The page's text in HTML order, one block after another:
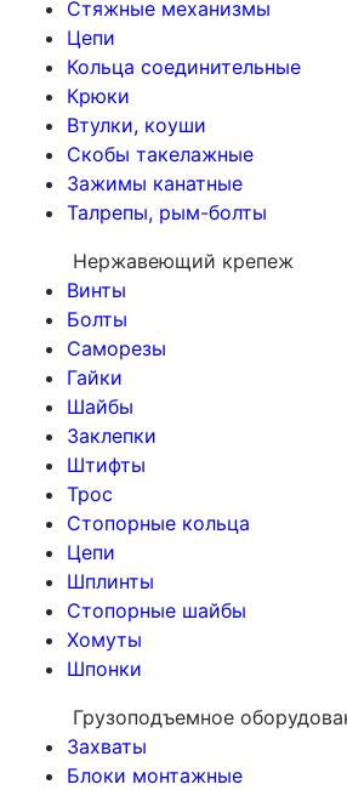
Стяжные механизмы
Цепи
Кольца соединительные
Крюки
Втулки, коуши
Скобы такелажные
Зажимы канатные
Талрепы, рым-болты
Нержавеющий крепеж
Винты
Болты
Саморезы
Гайки
Шайбы
Заклепки
Штифты
Трос
Стопорные кольца
Цепи
Шплинты
Стопорные шайбы
Хомуты
Шпонки
Грузоподъемное
Захваты
Блоки монтажные